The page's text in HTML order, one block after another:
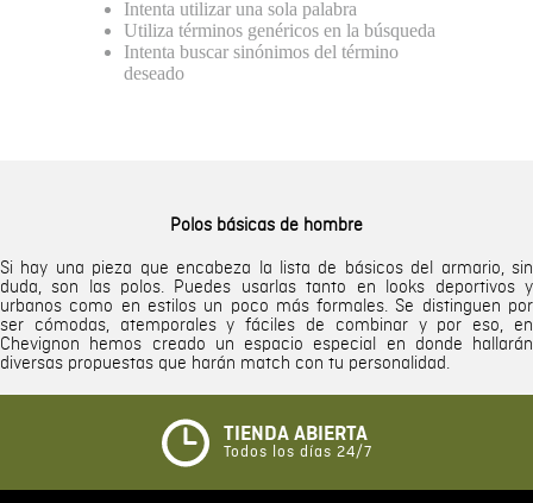
Intenta utilizar una sola palabra
Utiliza términos genéricos en la búsqueda
Intenta buscar sinónimos del término
deseado
Polos básicas de hombre
Si hay una pieza que encabeza la lista de básicos del armario, sin
duda, son las polos. Puedes usarlas tanto en looks deportivos y
urbanos como en estilos un poco más formales. Se distinguen por
ser cómodas, atemporales y fáciles de combinar y por eso, en
Chevignon hemos creado un espacio especial en donde hallarán
diversas propuestas que harán match con tu personalidad.
TIENDA ABIERTA
Todos los días 24/7